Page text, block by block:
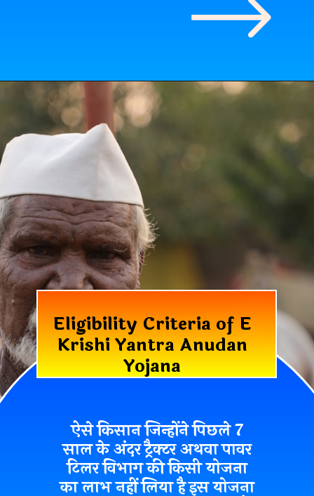
Eligibility Criteria of E
Krishi Yantra Anudan
Yojana
ऐसे किसान जिन्होंनेपिछले 7
साल के अंदर ट्रैक्टर अथवा पावर
टिलर विभाग की किसी योजना
का लाभ नहीं लिया हैइस योजना